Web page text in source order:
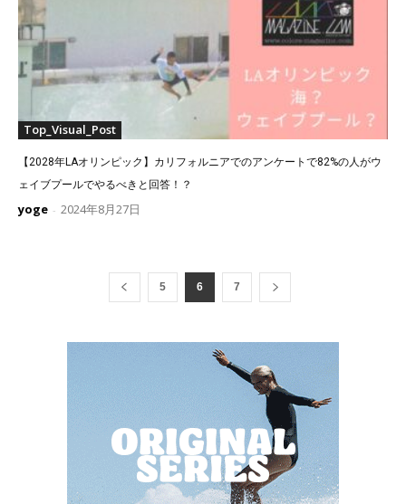
Top_Visual_Post
【2028年LAオリンピック】カリフォルニアでのアンケートで82%の人がウ
ェイブプールでやるべきと回答！？
yoge - 2024年8月27日
5 6 7